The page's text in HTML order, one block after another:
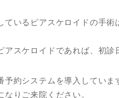
ているピアスケロイドの手
アスケロイドであれば、初診
予約システムを導入してい
なりご来院ください。